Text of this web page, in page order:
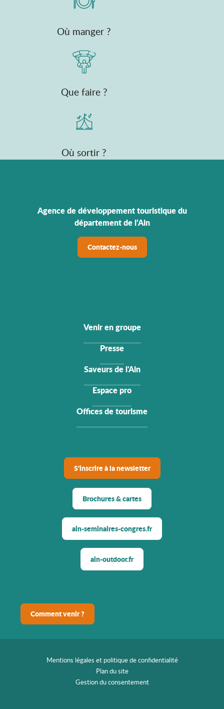
Où manger ?
Que faire ?
Où sortir ?
Agence de développement touristique du
département de l’Ain
Contactez-nous
Venir en groupe
Presse
Saveurs de l'Ain
Espace pro
Offices de tourisme
S'inscrire à la newsletter
Brochures & cartes
ain-seminaires-congres.fr
ain-outdoor.fr
Comment venir ?
Mentions légales et politique de confidentialité
Plan du site
Gestion du consentement